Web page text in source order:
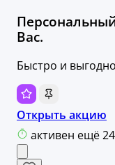
Вас.
Быстро и
Открыть акцию
активен ещё